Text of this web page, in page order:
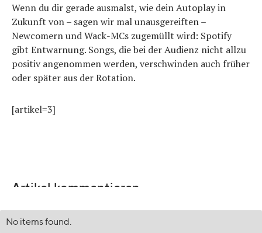
Wenn du dir gerade ausmalst, wie dein Autoplay in
Zukunft von – sagen wir mal unausgereiften –
Newcomern und Wack-MCs zugemüllt wird: Spotify
gibt Entwarnung. Songs, die bei der Audienz nicht allzu
positiv angenommen werden, verschwinden auch früher
oder später aus der Rotation.
[artikel=3]
Artikel kommentieren
No items found.